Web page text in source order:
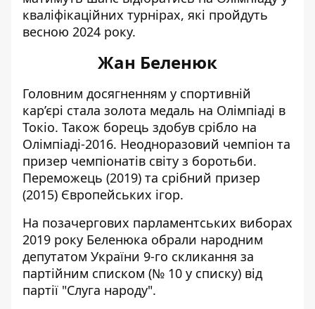
кваліфікаційних турнірах, які пройдуть
весною 2024 року.
Жан Беленюк
Головним досягненням у спортивній
кар’єрі стала золота медаль на Олімпіаді в
Токіо. Також борець здобув срібло на
Олімпіаді-2016. Неодноразовий чемпіон та
призер чемпіонатів світу з боротьби.
Переможець (2019) та срібний призер
(2015) Європейських ігор.
На позачергових парламентських виборах
2019 року Беленюка обрали народним
депутатом України 9-го скликання за
партійним списком (№ 10 у списку) від
партії "Слуга народу".